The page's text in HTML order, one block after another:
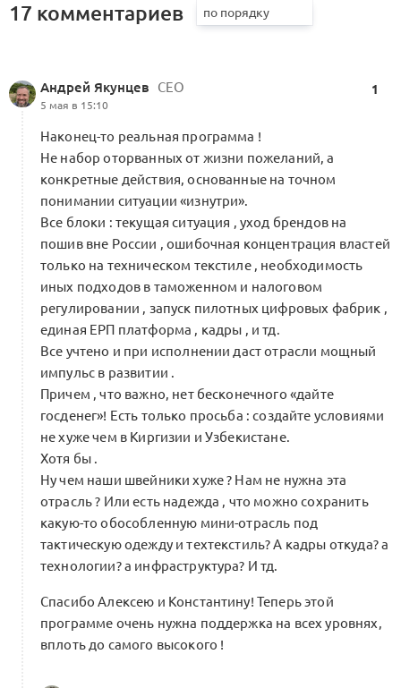
Роль моногородов в развитии
кооперационных цепочек
1 комментарий
Якутская программа «марки-фабрики-
ритейл-инвестор»: последовательность
действий для создания устойчивой
партнерской цепочки Посты месяца
2
Якутская новая волна 19 комментариев
Экшн-план-2025 для Минпромторга
х АСИ
2 комментария
Интро: Мария Карпухина
Рейтинг кооперации: инструмент
бизнесом
1 комментарий
17 комментариев
Андрей Якунцев СЕО
5 мая в 15:10
1
Наконец-то реальная программа !
Не набор оторванных от жизни пожеланий, а
конкретные действия, основанные на точном
понимании ситуации «изнутри».
Все блоки : текущая ситуация , уход брендов на
пошив вне России , ошибочная концентрация властей
только на техническом текстиле , необходимость
иных подходов в таможенном и налоговом
регулировании , запуск пилотных цифровых фабрик ,
единая ЕРП платформа , кадры , и тд.
Все учтено и при исполнении даст отрасли мощный
импульс в развитии .
Причем , что важно, нет бесконечного «дайте
госденег»! Есть только просьба : создайте условиями
не хуже чем в Киргизии и Узбекистане.
Хотя бы .
Ну чем наши швейники хуже ? Нам не нужна эта
отрасль ? Или есть надежда , что можно сохранить
какую-то обособленную мини-отрасль под
тактическую одежду и техтекстиль? А кадры откуда? а
технологии? а инфраструктура? И тд.
Спасибо Алексею и Константину! Теперь этой
программе очень нужна поддержка на всех уровнях,
вплоть до самого высокого !